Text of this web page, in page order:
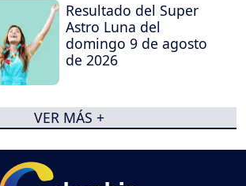
Resultado del Super
Astro Luna del
domingo 9 de agosto
de 2026
VER MÁS +